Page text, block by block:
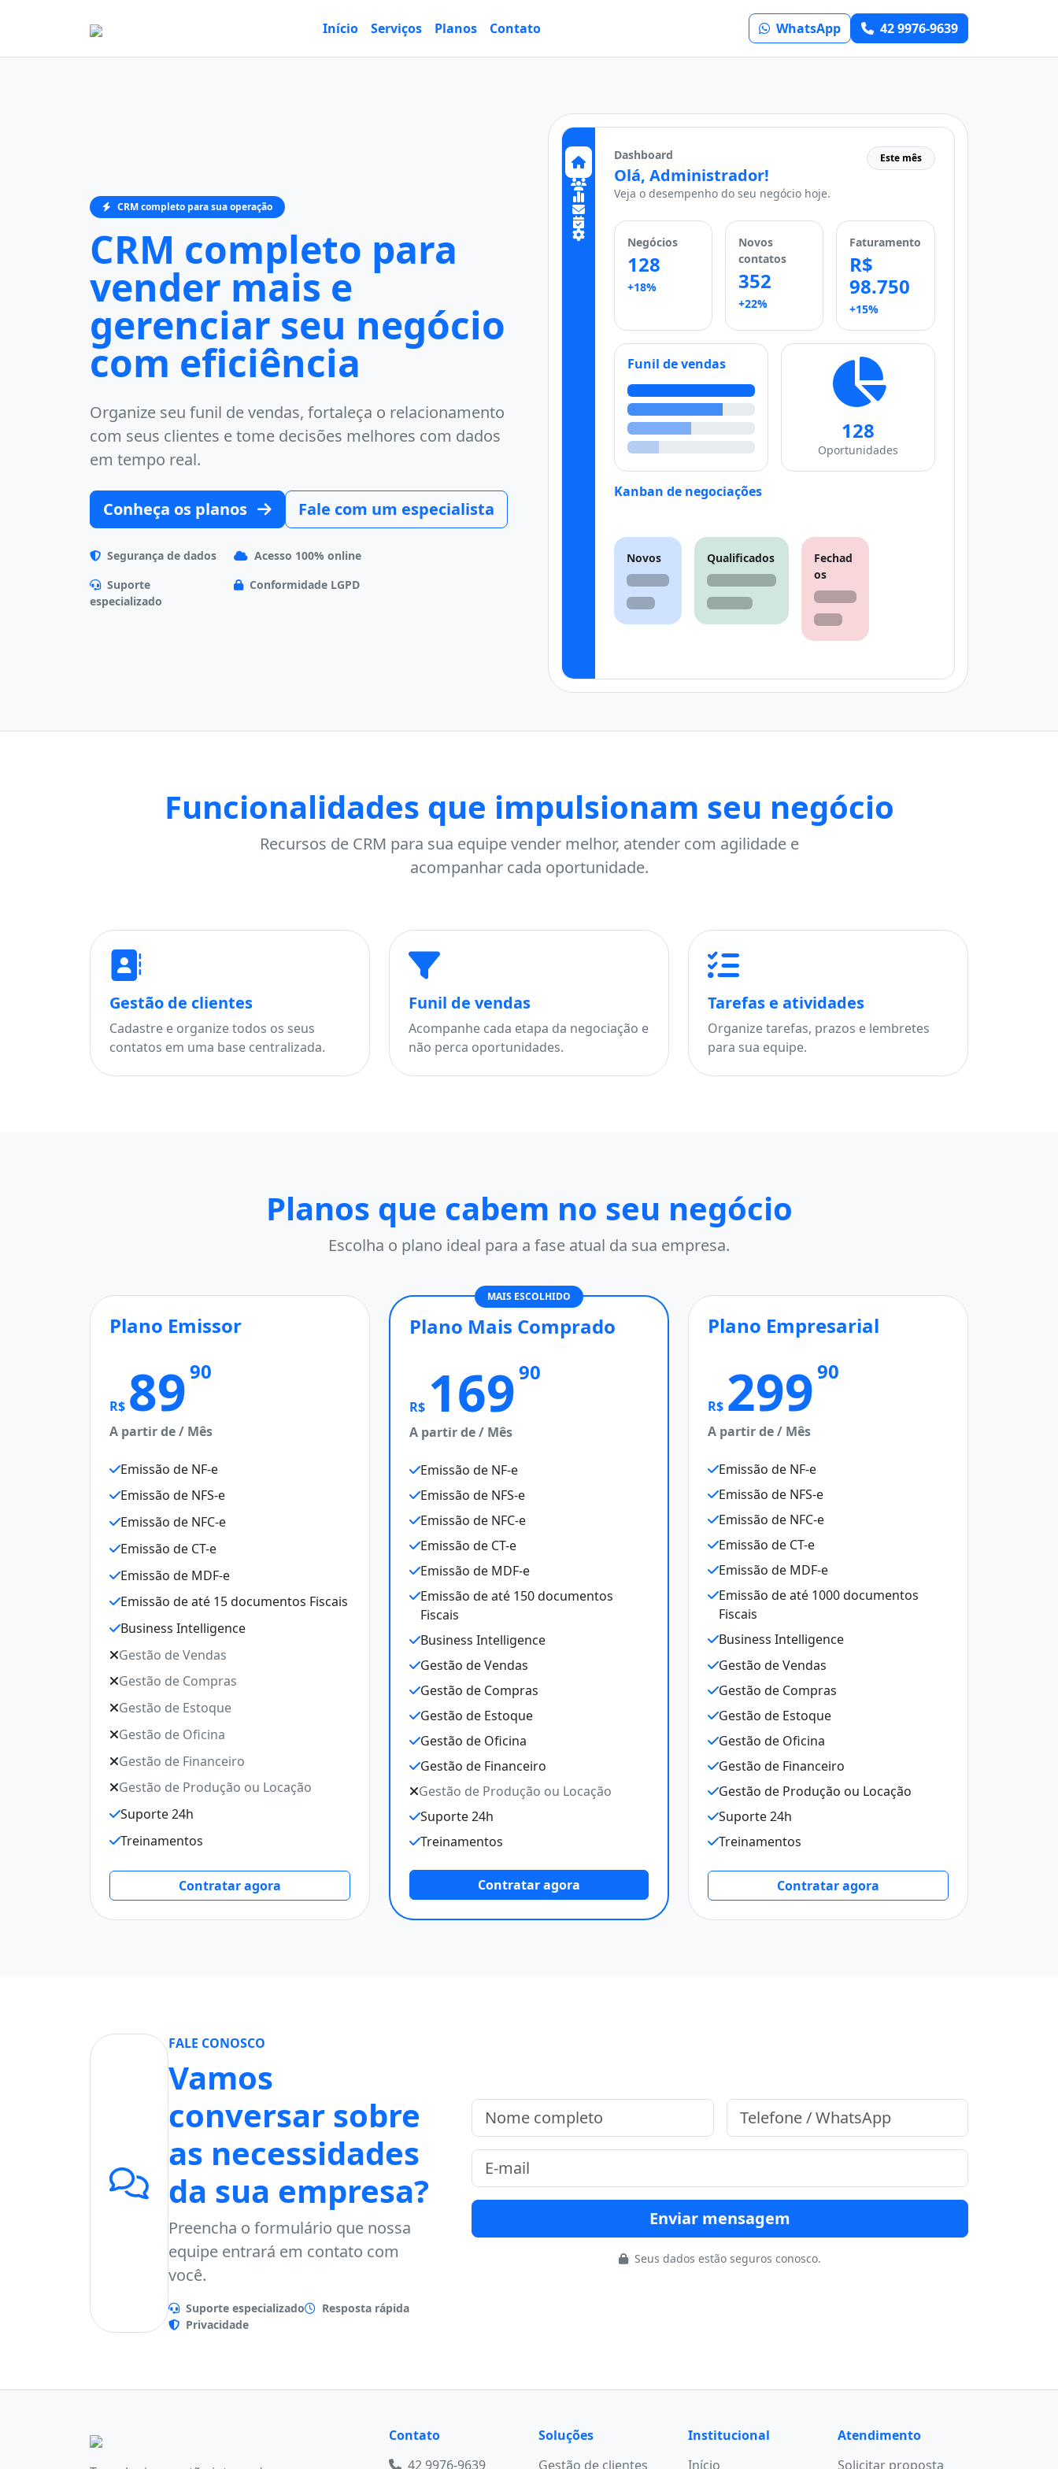
Início Serviços Planos Contato WhatsApp 42 9976-9639
CRM completo para sua operação
CRM completo para
vender mais e
gerenciar seu negócio
com eficiência
Organize seu funil de vendas, fortaleça o relacionamento
com seus clientes e tome decisões melhores com dados
em tempo real.
Conheça os planos Fale com um especialista
Segurança de dados
Acesso 100% online
Suporte
especializado
Conformidade LGPD
Dashboard
Olá, Administrador!
Veja o desempenho do seu negócio hoje.
Este mês
Negócios
128
+18%
Novos
contatos
352
+22%
Faturamento
R$
98.750
+15%
Funil de vendas
128
Oportunidades
Kanban de negociações
Novos Qualificados
Fechad
os
Funcionalidades que impulsionam seu negócio
Recursos de CRM para sua equipe vender melhor, atender com agilidade e
acompanhar cada oportunidade.
Gestão de clientes
Cadastre e organize todos os seus
contatos em uma base centralizada.
Funil de vendas
Acompanhe cada etapa da negociação e
não perca oportunidades.
Tarefas e atividades
Organize tarefas, prazos e lembretes
para sua equipe.
Planos que cabem no seu negócio
Escolha o plano ideal para a fase atual da sua empresa.
Plano Emissor
R$ 8990
A partir de / Mês
Emissão de NF-e
Emissão de NFS-e
Emissão de NFC-e
Emissão de CT-e
Emissão de MDF-e
Emissão de até 15 documentos Fiscais
Business Intelligence
Gestão de Vendas
Gestão de Compras
Gestão de Estoque
Gestão de Oficina
Gestão de Financeiro
Gestão de Produção ou Locação
Suporte 24h
Treinamentos
Contratar agora
MAIS ESCOLHIDO
Plano Mais Comprado
R$ 16990
A partir de / Mês
Emissão de NF-e
Emissão de NFS-e
Emissão de NFC-e
Emissão de CT-e
Emissão de MDF-e
Emissão de até 150 documentos
Fiscais
Business Intelligence
Gestão de Vendas
Gestão de Compras
Gestão de Estoque
Gestão de Oficina
Gestão de Financeiro
Gestão de Produção ou Locação
Suporte 24h
Treinamentos
Contratar agora
Plano Empresarial
R$ 29990
A partir de / Mês
Emissão de NF-e
Emissão de NFS-e
Emissão de NFC-e
Emissão de CT-e
Emissão de MDF-e
Emissão de até 1000 documentos
Fiscais
Business Intelligence
Gestão de Vendas
Gestão de Compras
Gestão de Estoque
Gestão de Oficina
Gestão de Financeiro
Gestão de Produção ou Locação
Suporte 24h
Treinamentos
Contratar agora
FALE CONOSCO
Vamos
conversar sobre
as necessidades
da sua empresa?
Preencha o formulário que nossa
equipe entrará em contato com
você.
Suporte especializado
Resposta rápida
Privacidade
Enviar mensagem
Seus dados estão seguros conosco.
Contato
42 9976-9639
Soluções
Gestão de clientes
Institucional
Início
Atendimento
Solicitar proposta